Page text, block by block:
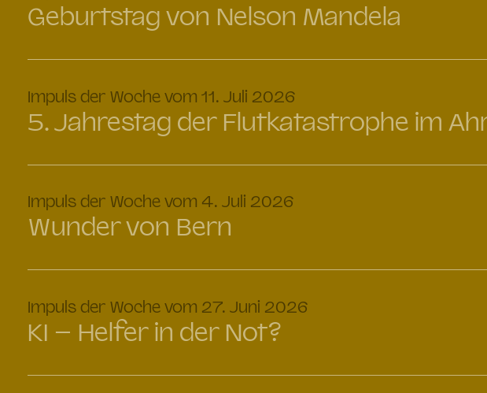
Geburtstag von Nelson Mandela
Impuls der Woche vom 11. Juli 2026
5. Jahrestag der Flutkatastrophe im
Impuls der Woche vom 4. Juli 2026
Wunder von Bern
Impuls der Woche vom 27. Juni 2026
KI – Helfer in der Not?